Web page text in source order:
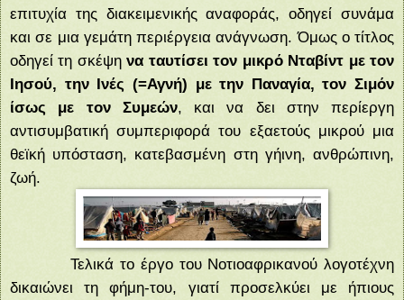
επιτυχία της διακειμενικής αναφοράς, οδηγεί συνάμα
και σε μια γεμάτη περιέργεια ανάγνωση. Όμως ο τίτλος
οδηγεί τη σκέψηνα ταυτίσει τον μικρό Νταβίντ με τον
Ιησού, την Ινές (=Αγνή) με την Παναγία, τον Σιμόν
ίσως με τον Συμεών, και να δει στην περίεργη
αντισυμβατική συμπεριφορά του εξαετούς μικρού μια
θεϊκή υπόσταση, κατεβασμένη στη γήινη, ανθρώπινη,
ζωή.
Τελικά το έργο του Νοτιοαφρικανού λογοτέχνη
δικαιώνει τη φήμη-του, γιατί προσελκύει με ήπιους